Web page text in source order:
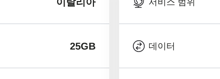
25GB 데이터